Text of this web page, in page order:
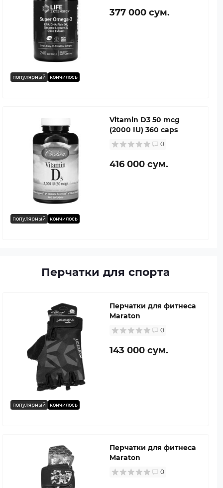
популярный кончилось
377 000 сум.
популярный кончилось
Vitamin D3 50 mcg
(2000 IU) 360 caps
0
416 000 сум.
Перчатки для спорта
популярный кончилось
Перчатки для фитнеса
Maraton
0
143 000 сум.
Перчатки для фитнеса
Maraton
0